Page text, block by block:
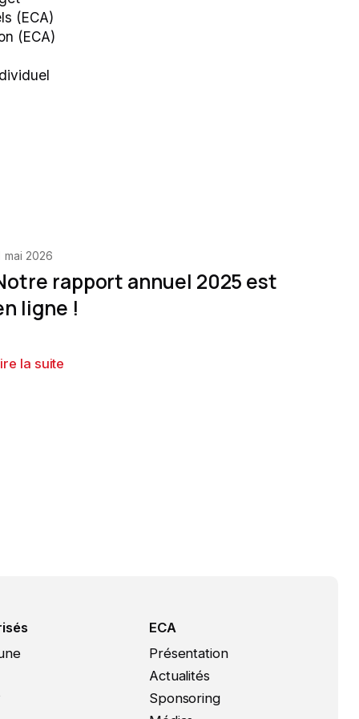
(ECA)
(ECA)
mai 2026
rapport annuel 2025 est
ligne !
la suite
ECA
Présentation
Actualités
Sponsoring